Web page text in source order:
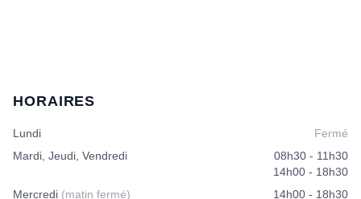
HORAIRES
Lundi
Fermé
Mardi, Jeudi, Vendredi
08h30 - 11h30
14h00 - 18h30
Mercredi (matin fermé)
14h00 - 18h30